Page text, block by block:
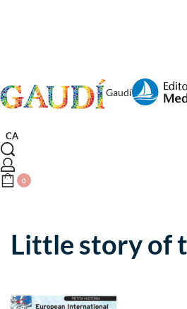
Gaudí
CA
0
Little story of